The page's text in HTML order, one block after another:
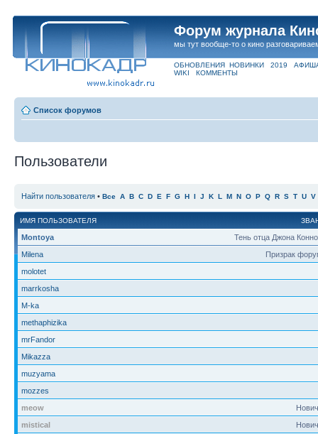
Форум журнала
мы тут вообще-то о кино
ОБНОВЛЕНИЯ НОВИНКИ 2019
WIKI
КОММЕНТЫ
Список форумов
Пользователи
Найти пользователя • Все A B C D E F G H I J K L M N O P Q R S T U V
ИМЯ ПОЛЬЗОВАТЕЛЯ
Тень отца Джона
Montoya
Призрак
Milena
molotet
marrkosha
M-ka
methaphizika
mrFandor
Mikazza
muzyama
mozzes
meow
mistical